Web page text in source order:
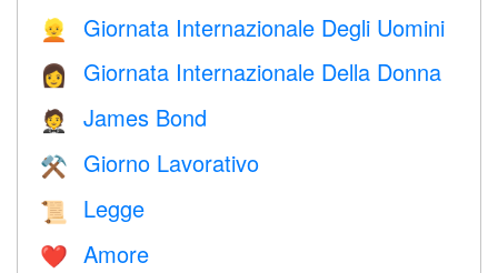
👱 Giornata Internazionale Degli Uomini
👩 Giornata Internazionale Della Donna
🤵 James Bond
⚒️ Giorno Lavorativo
📜 Legge
❤️️ Amore